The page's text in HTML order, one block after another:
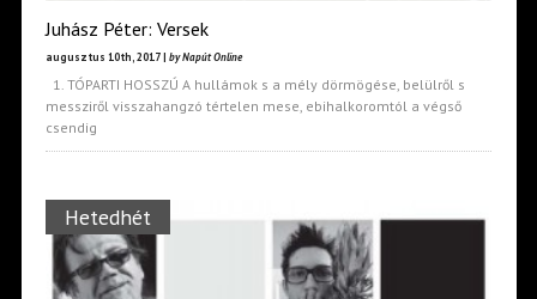
Juhász Péter: Versek
augusztus 10th, 2017 | by Napút Online
1. TÓPARTI HOSSZÚ A hullámok s a mély dörmögése, belülről s
messziről visszahangzó tértelen mese, ebihalkoromtól a végső
csendig
Hetedhét